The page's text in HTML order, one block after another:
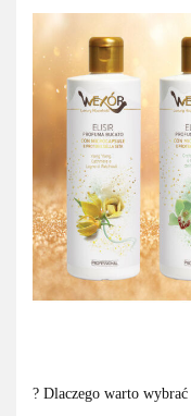
? Dlaczego warto